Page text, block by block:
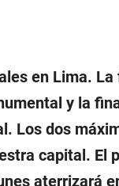
en Lima. La
y la
Los dos
capital. El
aterrizará